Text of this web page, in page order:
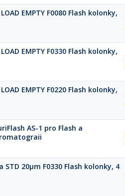
EMPTY F0080 Flash kolonky,
EMPTY F0330 Flash kolonky,
EMPTY F0220 Flash kolonky,
AS-1 pro Flash a
STD 20µm F0330 Flash kolonky, 4